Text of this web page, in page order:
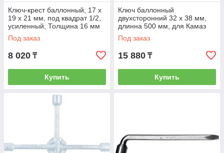
Ключ-крест баллонный, 17 х
19 х 21 мм, под квадрат 1/2,
усиленный, Толщинa 16 мм
Matrix Professional 14245
Под заказ
8 020 ₸
Купить
Ключ баллонный
двухсторонний 32 х 38 мм,
длинна 500 мм, для Камаз
Stels 14299
Под заказ
15 880 ₸
Купить